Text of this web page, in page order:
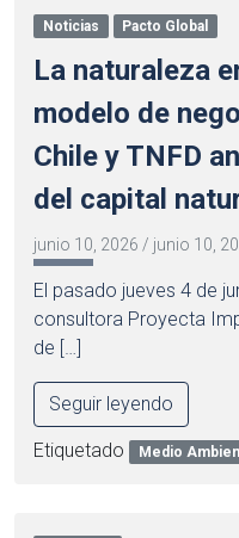
Noticias Pacto Global
La naturaleza
modelo de
Chile y TNFD
del capital
junio 10, 2026 / junio 10,
El pasado jueves 4 de
consultora Proyecta
de […]
Seguir leyendo
Etiquetado Medio